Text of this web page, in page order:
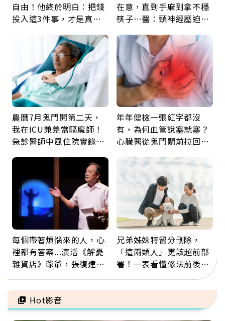
自由！他終於明白：把錢
投入這3件事，才是真正
在意，直到手麻到拿不穩
筷子…醫：頸神經壓迫上
鍵
農曆7月鬼門開第二天，
我在ICU兼差當驅魔師！
急診醫師中風住院實錄：
年年健檢一張紅字都沒
有，為何血管說塞就塞？
心臟醫從鬼門關前拉回病
字
每個帶著煩惱來的人，心
裡都有答案...演活《解憂
雜貨店》爺爺，張復建：
善待自己
兄弟姊妹特留分刪除，
「這兩類人」更該超前部
署！一表看懂修法前後差
異：沒留遺囑手足反而分
更多
Hot影音